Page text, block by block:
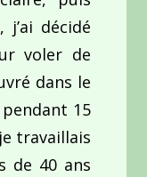
décidé
voler de
dans le
15
travaillais
de 40 ans